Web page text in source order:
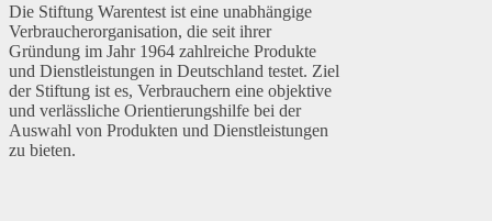
Die Stiftung Warentest ist eine unabhängige
Verbraucherorganisation, die seit ihrer
Gründung im Jahr 1964 zahlreiche Produkte
und Dienstleistungen in Deutschland testet. Ziel
der Stiftung ist es, Verbrauchern eine objektive
und verlässliche Orientierungshilfe bei der
Auswahl von Produkten und Dienstleistungen
zu bieten.